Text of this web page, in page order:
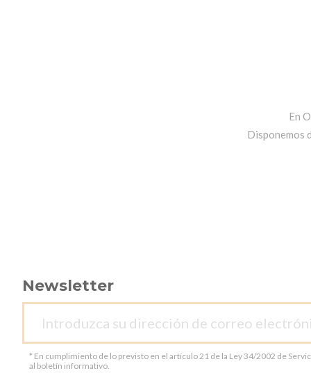
En
Disponemos
Newsletter
* En cumplimiento de lo previsto en el artículo 21 de la Ley 34/2002 de
al boletín informativo.